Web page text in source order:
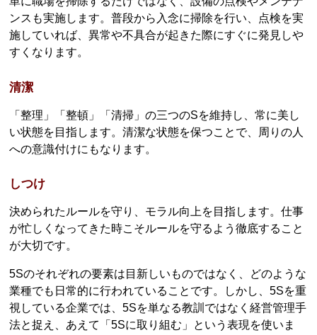
ンスも実施します。普段から入念に掃除を行い、点検を実
施していれば、異常や不具合が起きた際にすぐに発見しや
すくなります。
清潔
「整理」「整頓」「清掃」の三つのSを維持し、常に美し
い状態を目指します。清潔な状態を保つことで、周りの人
への意識付けにもなります。
しつけ
決められたルールを守り、モラル向上を目指します。仕事
が忙しくなってきた時こそルールを守るよう徹底すること
が大切です。
5Sのそれぞれの要素は目新しいものではなく、どのような
業種でも日常的に行われていることです。しかし、5Sを重
視している企業では、5Sを単なる教訓ではなく経営管理手
法と捉え、あえて「5Sに取り組む」という表現を使いま